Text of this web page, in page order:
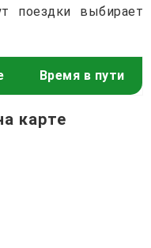
поездки выбирает
Время в пути
карте